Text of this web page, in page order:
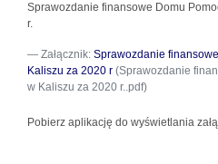
Sprawozdanie finansowe Domu
r.
Załącznik: Sprawozdanie
Kaliszu za 2020 r (Sprawozdanie
w Kaliszu za 2020 r..pdf)
Pobierz aplikację do wyświetlania